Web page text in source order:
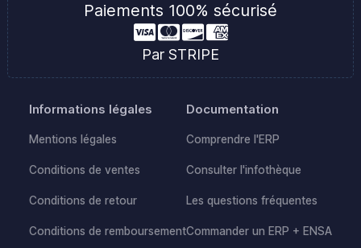
Paiements 100% sécurisé
Par STRIPE
Informations légales
Mentions légales
Conditions de ventes
Conditions de retour
Conditions de remboursement
Documentation
Comprendre l'ERP
Consulter l'infothèque
Les questions fréquentes
Commander un ERP + ENSA